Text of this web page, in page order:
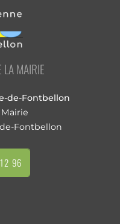
LA MAIRIE
de-Fontbellon
Fontbellon
96